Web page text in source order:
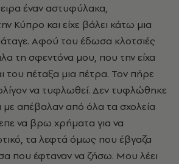
έναν αστυφύλακα,
Κύπρο και είχε βάλει κάτω μια
Αφού του έδωσα κλοτσιές
τη σφεντόνα μου, που την είχα
του πέταξα μια πέτρα. Τον πήρε
να τυφλωθεί. Δεν τυφλώθηκε
με απέβαλαν από όλα τα σχολεία
να βρω χρήματα για να
τα λεφτά όμως που έβγαζα
που έφταναν να ζήσω. Μου λέει